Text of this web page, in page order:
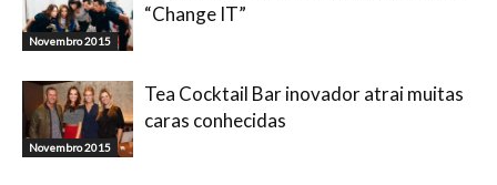
Novembro 2015
“Change IT”
Novembro 2015
Tea Cocktail Bar inovador atrai muitas
caras conhecidas